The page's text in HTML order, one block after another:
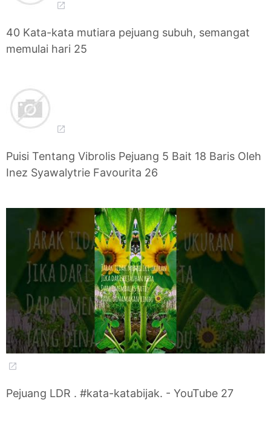
40 Kata-kata mutiara pejuang subuh, semangat
memulai hari 25
Puisi Tentang Vibrolis Pejuang 5 Bait 18 Baris Oleh
Inez Syawalytrie Favourita 26
Pejuang LDR . #kata-katabijak. - YouTube 27